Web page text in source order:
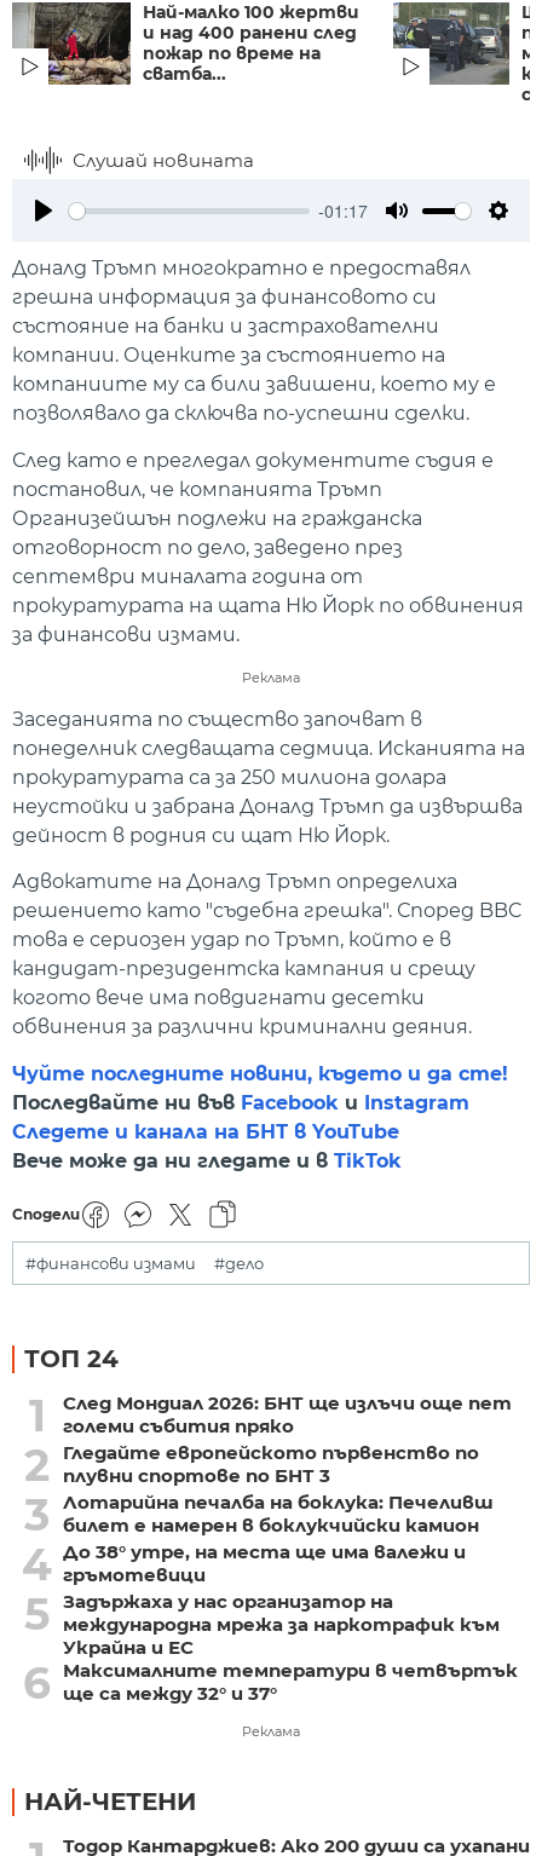
Най-малко 100 жертви
и над 400 ранени след
пожар по време на
сватба...
Слушай новината
-01:17
Доналд Тръмп многократно е предоставял
грешна информация за финансовото си
състояние на банки и застрахователни
компании. Оценките за състоянието на
компаниите му са били завишени, което му е
позволявало да сключва по-успешни сделки.
След като е прегледал документите съдия е
постановил, че компанията Тръмп
Организейшън подлежи на гражданска
отговорност по дело, заведено през
септември миналата година от
прокуратурата на щата Ню Йорк по обвинения
за финансови измами.
Реклама
Заседанията по същество започват в
понеделник следващата седмица. Исканията на
прокуратурата са за 250 милиона долара
неустойки и забрана Доналд Тръмп да извършва
дейност в родния си щат Ню Йорк.
Адвокатите на Доналд Тръмп определиха
решението като "съдебна грешка". Според BBC
това е сериозен удар по Тръмп, който е в
кандидат-президентска кампания и срещу
когото вече има повдигнати десетки
обвинения за различни криминални деяния.
Чуйте последните новини, където и да сте!
Последвайте ни във Facebook и Instagram
Следете и канала на БНТ в YouTube
Вече може да ни гледате и в TikTok
Сподели
#финансови измами #дело
ТОП 24
1
След Мондиал 2026: БНТ ще излъчи още пет
големи събития пряко
2
Гледайте европейското първенство по
плувни спортове по БНТ 3
3
Лотарийна печалба на боклука: Печеливш
билет е намерен в боклукчийски камион
4 До 38° утре, на места ще има валежи и
гръмотевици
5 Задържаха у нас организатор на
международна мрежа за наркотрафик към
Украйна и ЕС
6
Максималните температури в четвъртък
ще са между 32° и 37°
Реклама
НАЙ-ЧЕТЕНИ
Тодор Кантарджиев: Ако 200 души са ухапани